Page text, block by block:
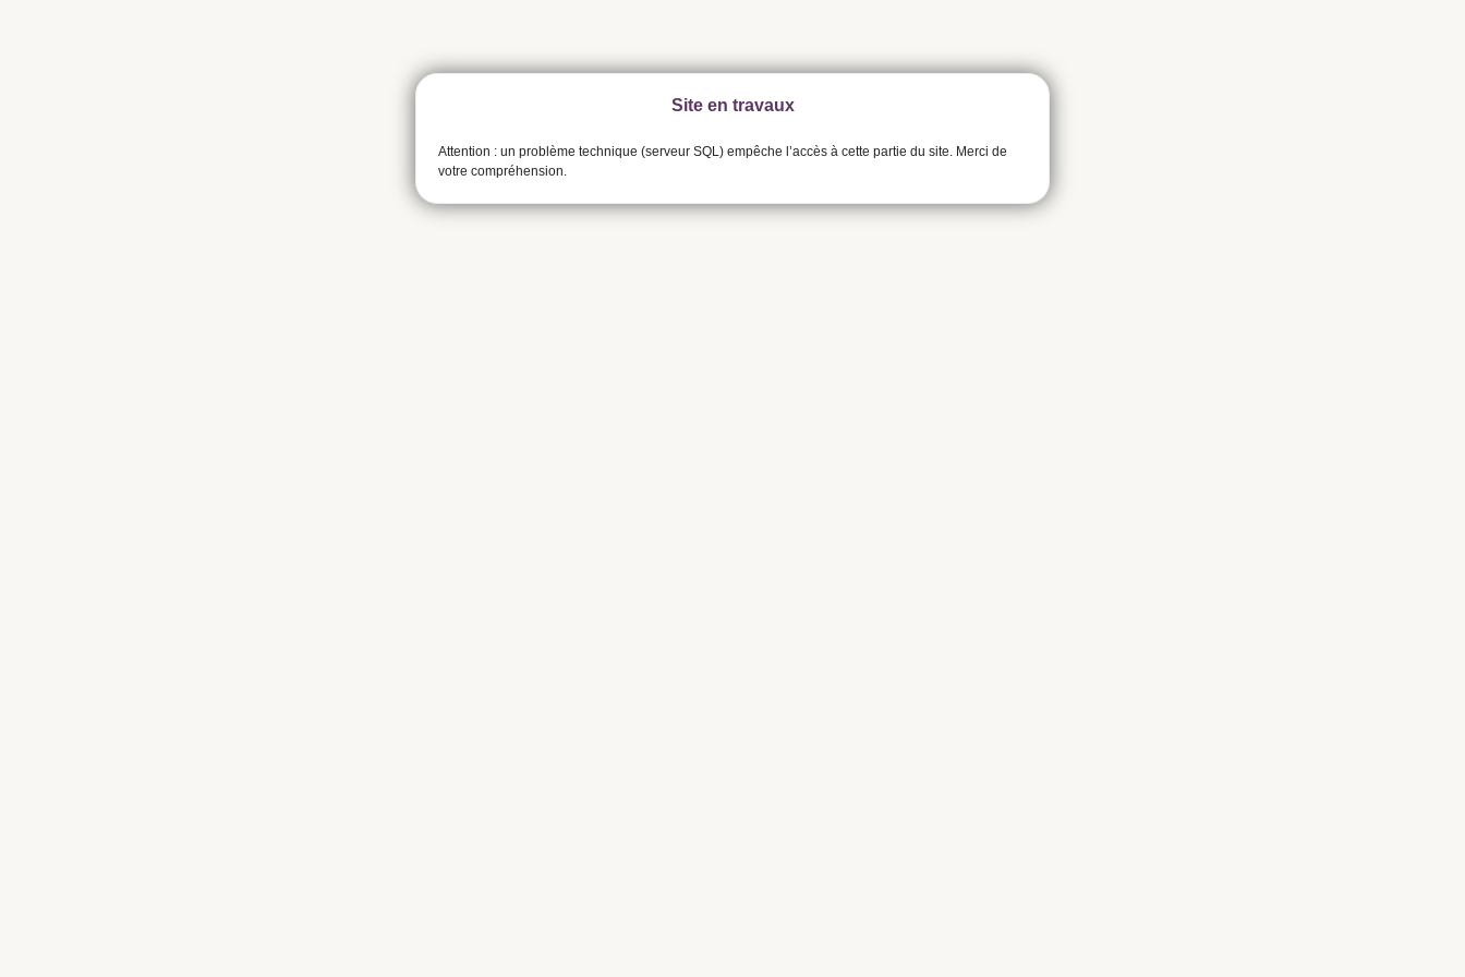
Site en travaux
Attention : un problème technique (serveur SQL) empêche l’accès à cette partie du site. Merci de
votre compréhension.